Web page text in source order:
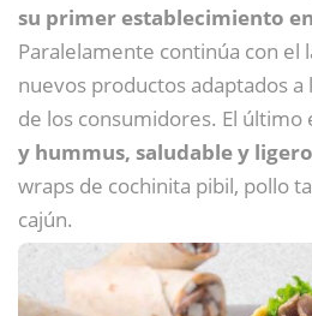
su primer establecimiento
Paralelamente continúa con el
nuevos productos adaptados a
de los consumidores. El último
y hummus, saludable y ligero
wraps de cochinita pibil, pollo
cajún.